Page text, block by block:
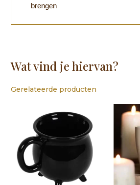
brengen
Wat vind je hiervan?
Gerelateerde producten